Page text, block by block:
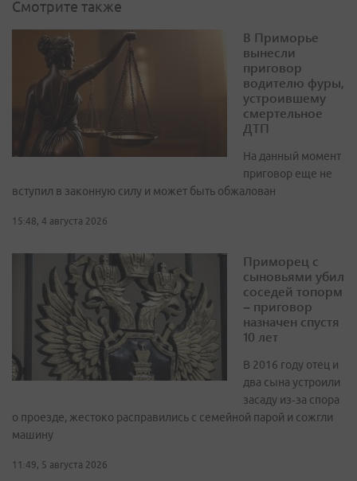
Смотрите также
В Приморье
вынесли
приговор
водителю фуры,
устроившему
смертельное
ДТП
На данный момент
приговор еще не
вступил в законную силу и может быть обжалован
15:48, 4 августа 2026
Приморец с
сыновьями убил
соседей топорм
– приговор
назначен спустя
10 лет
В 2016 году отец и
два сына устроили
засаду из‑за спора
о проезде, жестоко расправились с семейной парой и сожгли
машину
11:49, 5 августа 2026